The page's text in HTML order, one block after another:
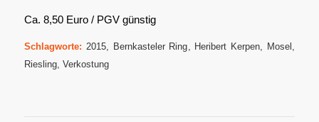
Ca. 8,50 Euro / PGV günstig
Schlagworte: 2015, Bernkasteler Ring Heribert Kerpen Mosel
Riesling, Verkostung